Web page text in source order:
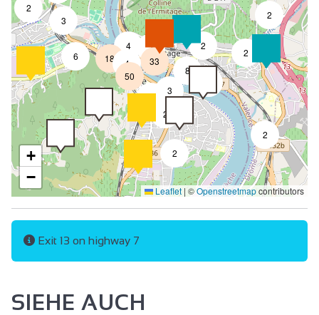
2
2
2
2
2
2
2
8
3
6
4
4
18
7
2
3
50
33
+
−
Leaflet | ©Openstreetmapcontributors
Exit 13 on highway 7
SIEHE AUCH